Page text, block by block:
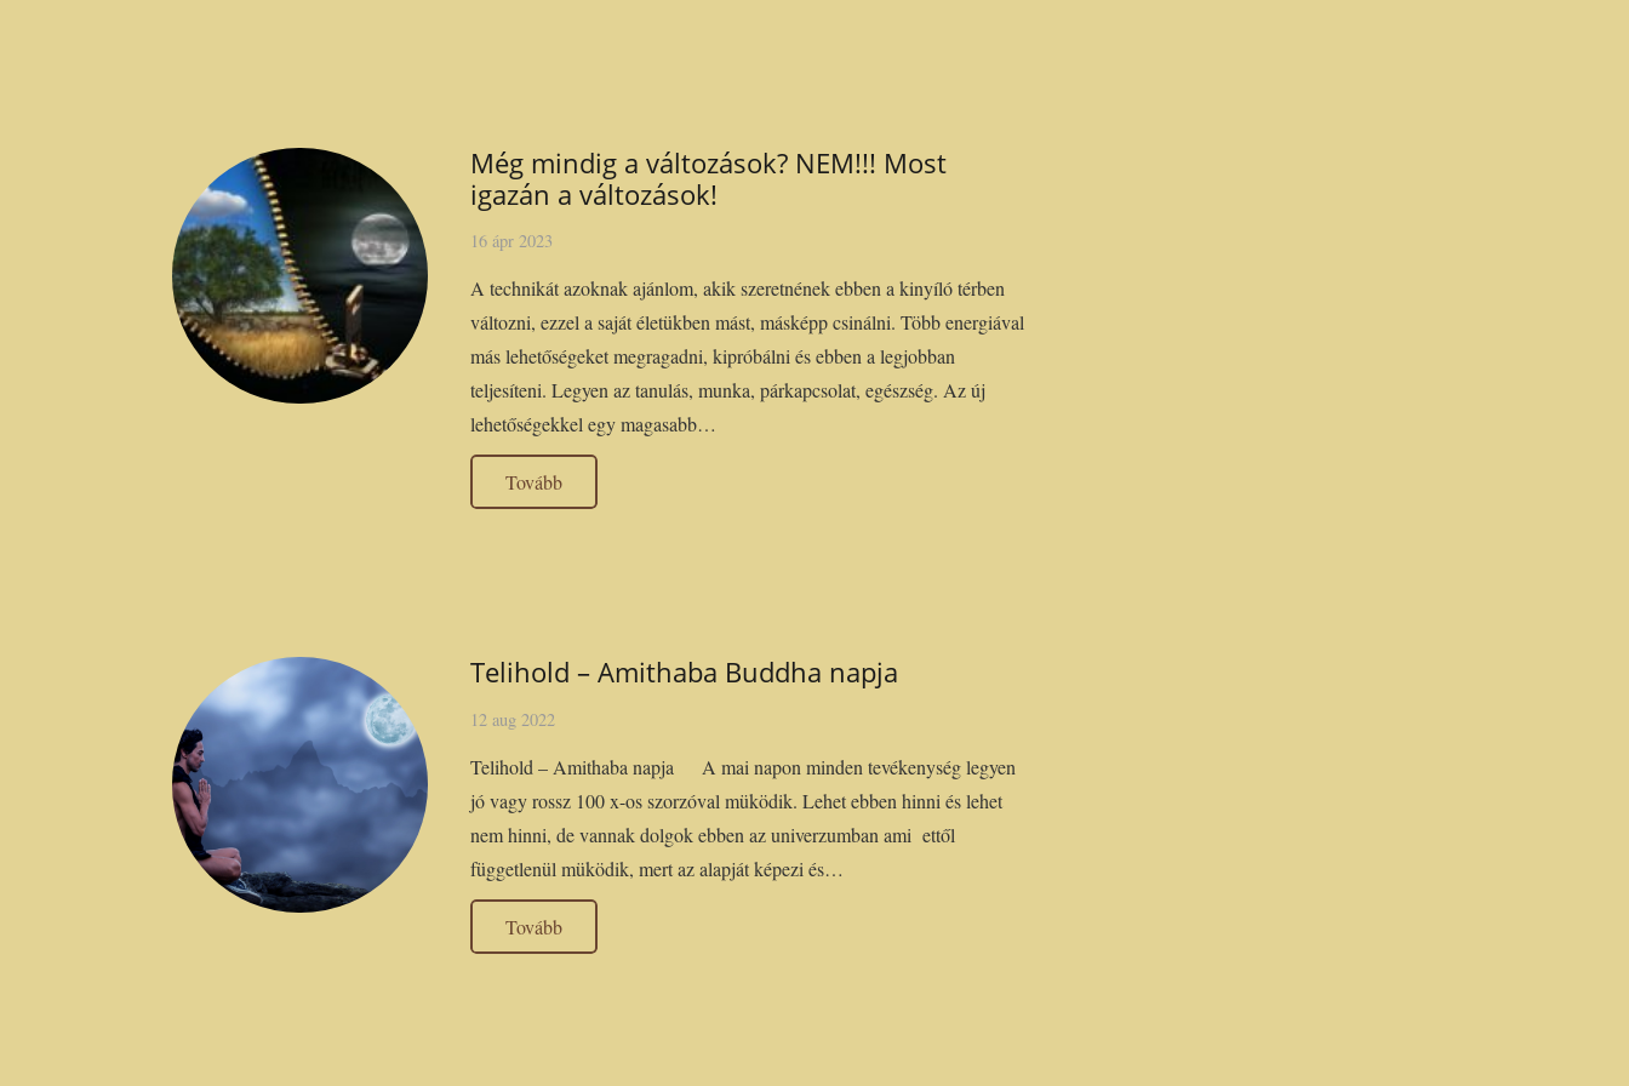
Még mindig a változások? NEM!!! Most
igazán a változások!
16 ápr 2023
A technikát azoknak ajánlom, akik szeretnének ebben a kinyíló térben
változni, ezzel a saját életükben mást, másképp csinálni. Több energiával
más lehetőségeket megragadni, kipróbálni és ebben a legjobban
teljesíteni. Legyen az tanulás, munka, párkapcsolat, egészség. Az új
lehetőségekkel egy magasabb…
Tovább
Telihold – Amithaba Buddha napja
12 aug 2022
Telihold – Amithaba napja A mai napon minden tevékenység legyen
jó vagy rossz 100 x-os szorzóval müködik. Lehet ebben hinni és lehet
nem hinni, de vannak dolgok ebben az univerzumban ami ettől
függetlenül müködik, mert az alapját képezi és…
Tovább